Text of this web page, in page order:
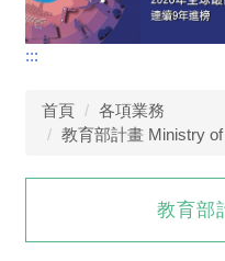
:::
首頁
各項業務
教育部計畫 Ministry
教育部